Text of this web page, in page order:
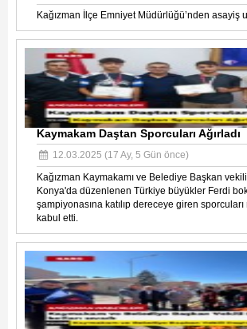
Kağızman İlçe Emniyet Müdürlüğü’nden asayiş
Kaymakam Daştan Sporcuları Ağırladı
12.03.2025 (17 Ay, 5 Gün önce)
Kağızman Kaymakamı ve Belediye Başkan
Konya'da düzenlenen Türkiye büyükler Ferdi
şampiyonasına katılıp dereceye giren sporcuları
kabul etti.